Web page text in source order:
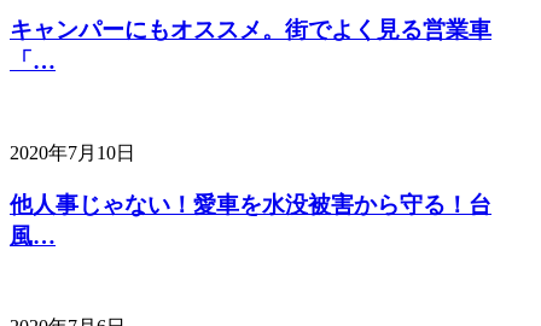
キャンパーにもオススメ。街でよく見る営業車
「…
2020年7月10日
他人事じゃない！愛車を水没被害から守る！台
風…